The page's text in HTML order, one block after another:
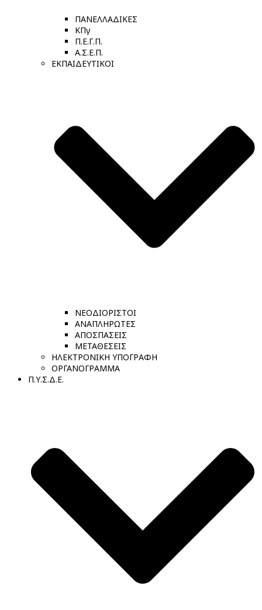
ΠΑΝΕΛΛΑΔΙΚΕΣ
ΚΠγ
Π.Ε.Γ.Π.
Α.Σ.Ε.Π.
ΕΚΠΑΙΔΕΥΤΙΚΟΙ
ΝΕΟΔΙΟΡΙΣΤΟΙ
ΑΝΑΠΛΗΡΩΤΕΣ
ΑΠΟΣΠΑΣΕΙΣ
ΜΕΤΑΘΕΣΕΙΣ
ΗΛΕΚΤΡΟΝΙΚΗ ΥΠΟΓΡΑΦΗ
ΟΡΓΑΝΟΓΡΑΜΜΑ
Π.Υ.Σ.Δ.Ε.